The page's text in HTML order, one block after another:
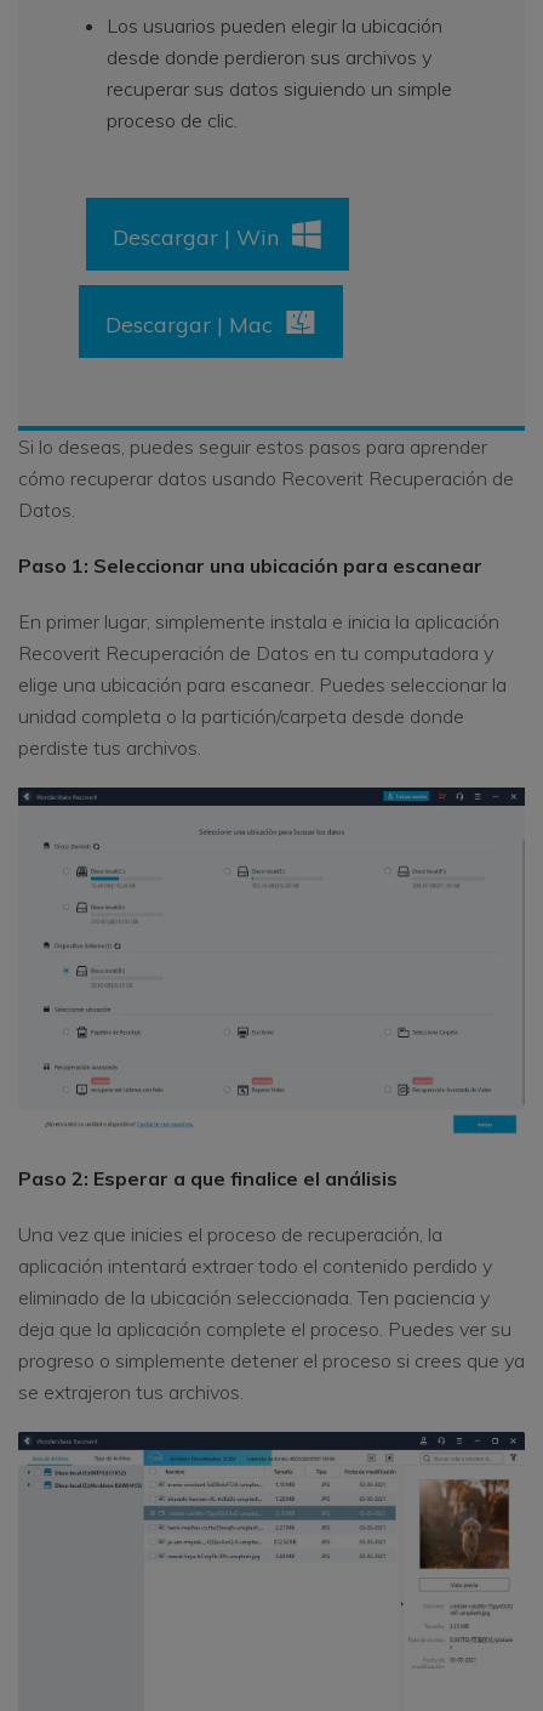
Los usuarios pueden elegir la ubicación
desde donde perdieron sus archivos y
recuperar sus datos siguiendo un simple
proceso de clic.
Descargar | Win
Descargar | Mac
Si lo deseas, puedes seguir estos pasos para aprender
cómo recuperar datos usando Recoverit Recuperación de
Datos.
Paso 1: Seleccionar una ubicación para escanear
En primer lugar, simplemente instala e inicia la aplicación
Recoverit Recuperación de Datos en tu computadora y
elige una ubicación para escanear. Puedes seleccionar la
unidad completa o la partición/carpeta desde donde
perdiste tus archivos.
Paso 2: Esperar a que finalice el análisis
Una vez que inicies el proceso de recuperación, la
aplicación intentará extraer todo el contenido perdido y
eliminado de la ubicación seleccionada. Ten paciencia y
deja que la aplicación complete el proceso. Puedes ver su
progreso o simplemente detener el proceso si crees que ya
se extrajeron tus archivos.